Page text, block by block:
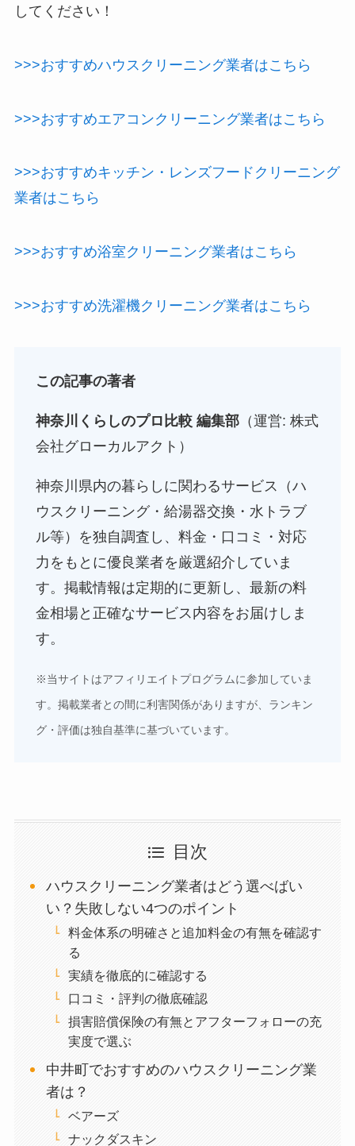
してください！
>>>おすすめハウスクリーニング業者はこちら
>>>おすすめエアコンクリーニング業者はこちら
>>>おすすめキッチン・レンズフードクリーニング
業者はこちら
>>>おすすめ浴室クリーニング業者はこちら
>>>おすすめ洗濯機クリーニング業者はこちら
この記事の著者
神奈川くらしのプロ比較 編集部（運営: 株式
会社グローカルアクト）
神奈川県内の暮らしに関わるサービス（ハ
ウスクリーニング・給湯器交換・水トラブ
ル等）を独自調査し、料金・口コミ・対応
力をもとに優良業者を厳選紹介していま
す。掲載情報は定期的に更新し、最新の料
金相場と正確なサービス内容をお届けしま
す。
※当サイトはアフィリエイトプログラムに参加していま
す。掲載業者との間に利害関係がありますが、ランキン
グ・評価は独自基準に基づいています。
目次
ハウスクリーニング業者はどう選べばい
い？失敗しない4つのポイント
料金体系の明確さと追加料金の有無を確認す
る
実績を徹底的に確認する
口コミ・評判の徹底確認
損害賠償保険の有無とアフターフォローの充
実度で選ぶ
中井町でおすすめのハウスクリーニング業
者は？
ベアーズ
ナックダスキン